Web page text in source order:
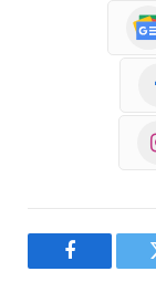
Facebook